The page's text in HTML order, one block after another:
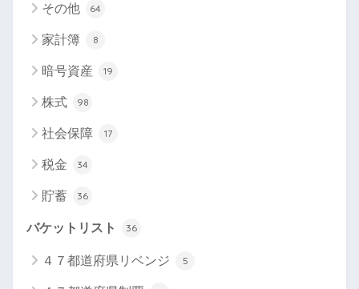
その他 64
家計簿 8
暗号資産 19
株式 98
社会保障 17
税金 34
貯蓄 36
バケットリスト 36
４７都道府県リベンジ 5